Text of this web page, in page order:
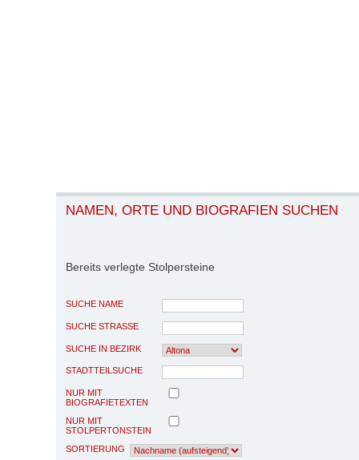
NAMEN, ORTE UND BIOGRAFIEN SUCHEN
Bereits verlegte Stolpersteine
SUCHE NAME
SUCHE STRASSE
SUCHE IN BEZIRK
STADTTEILSUCHE
NUR MIT
BIOGRAFIETEXTEN
NUR MIT
STOLPERTONSTEIN
SORTIERUNG